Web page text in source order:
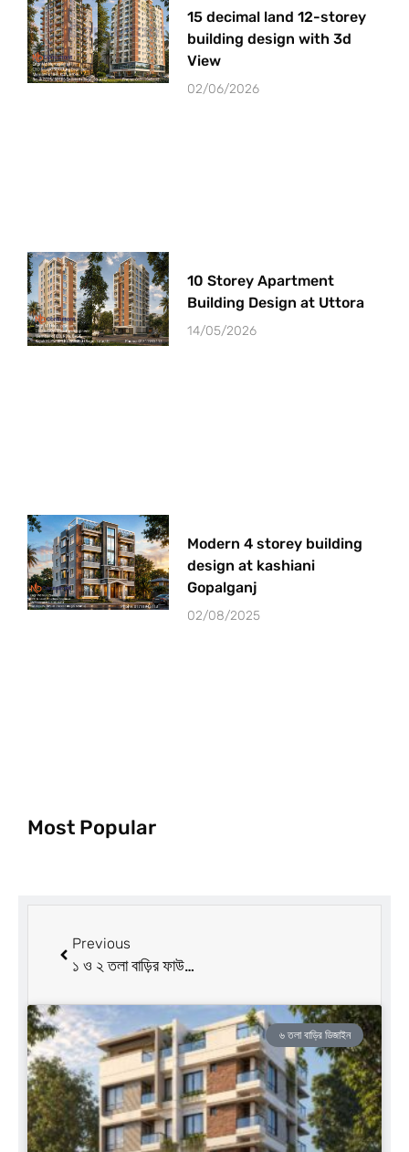
15 decimal land 12-storey
building design with 3d
View
02/06/2026
10 Storey Apartment
Building Design at Uttora
14/05/2026
Modern 4 storey building
design at kashiani
Gopalganj
02/08/2025
Most Popular
Previous
১ ও ২ তলা বাড়ির ফাউন্ডেশন খরচ ভিডিও সহ
৬ তলা বাড়ির ডিজাইন